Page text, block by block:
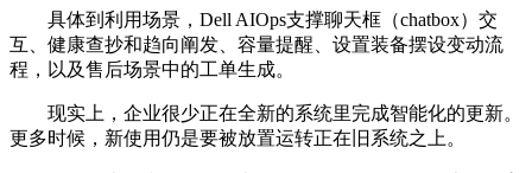
具体到利用场景，Dell AIOps支撑聊天框（chatbox）交
互、健康查抄和趋向阐发、容量提醒、设置装备摆设变动流
程，以及售后场景中的工单生成。
现实上，企业很少正在全新的系统里完成智能化的更新。
更多时候，新使用仍是要被放置运转正在旧系统之上。